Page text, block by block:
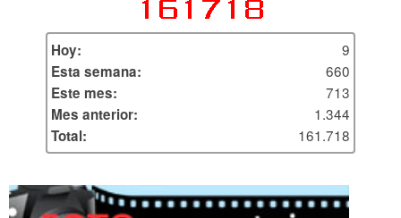
Hoy:
9
Esta semana:
660
Este mes:
713
Mes anterior:
1.344
Total:
161.718